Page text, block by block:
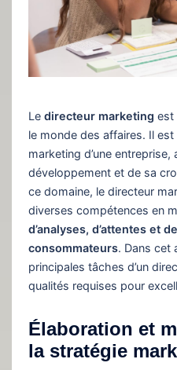
Le directeur marketing est
le monde des affaires. Il
marketing d’une entreprise,
développement et de sa
ce domaine, le directeur
diverses compétences en
d’analyses, d’attentes et
consommateurs. Dans cet
principales tâches d’un
qualités requises pour
Élaboration et
la stratégie